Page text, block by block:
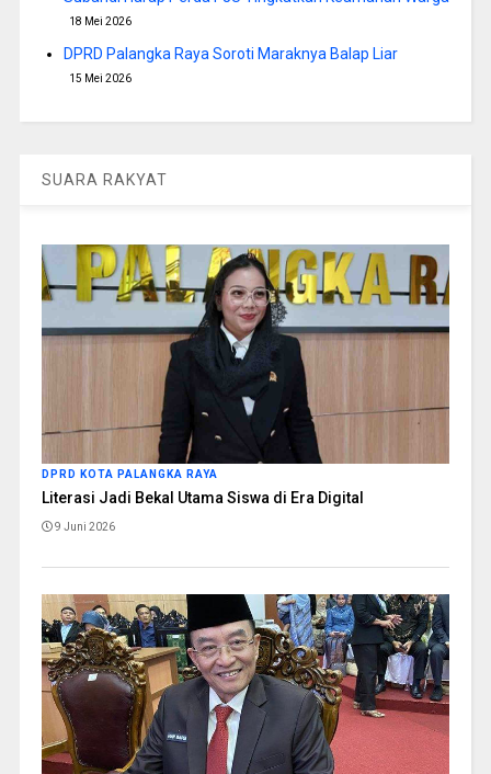
18 Mei 2026
DPRD Palangka Raya Soroti Maraknya Balap Liar
15 Mei 2026
SUARA RAKYAT
DPRD KOTA PALANGKA RAYA
Literasi Jadi Bekal Utama Siswa di Era Digital
9 Juni 2026